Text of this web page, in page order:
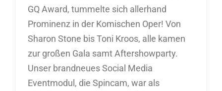
GQ Award, tummelte sich allerhand
Prominenz in der Komischen Oper! Von
Sharon Stone bis Toni Kroos, alle kamen
zur großen Gala samt Aftershowparty.
Unser brandneues Social Media
Eventmodul, die Spincam, war als